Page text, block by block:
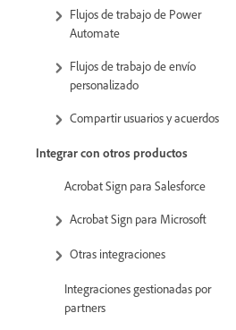
Flujos de trabajo de Power
Automate
Flujos de trabajo de envío
personalizado
Compartir usuarios y acuerdos
Integrar con otros productos
Acrobat Sign para Salesforce
Acrobat Sign para Microsoft
Otras integraciones
Integraciones gestionadas por
partners